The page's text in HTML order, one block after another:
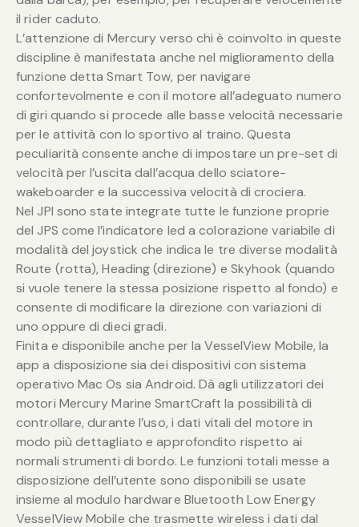
il rider caduto.
L’attenzione di Mercury verso chi è coinvolto in queste
discipline è manifestata anche nel miglioramento della
funzione detta Smart Tow, per navigare
confortevolmente e con il motore all’adeguato numero
di giri quando si procede alle basse velocità necessarie
per le attività con lo sportivo al traino. Questa
peculiarità consente anche di impostare un pre-set di
velocità per l’uscita dall’acqua dello sciatore-
wakeboarder e la successiva velocità di crociera.
Nel JPI sono state integrate tutte le funzione proprie
del JPS come l’indicatore led a colorazione variabile di
modalità del joystick che indica le tre diverse modalità
Route (rotta), Heading (direzione) e Skyhook (quando
si vuole tenere la stessa posizione rispetto al fondo) e
consente di modificare la direzione con variazioni di
uno oppure di dieci gradi.
Finita e disponibile anche per la VesselView Mobile, la
app a disposizione sia dei dispositivi con sistema
operativo Mac Os sia Android. Dà agli utilizzatori dei
motori Mercury Marine SmartCraft la possibilità di
controllare, durante l’uso, i dati vitali del motore in
modo più dettagliato e approfondito rispetto ai
normali strumenti di bordo. Le funzioni totali messe a
disposizione dell’utente sono disponibili se usate
insieme al modulo hardware Bluetooth Low Energy
VesselView Mobile che trasmette wireless i dati dal